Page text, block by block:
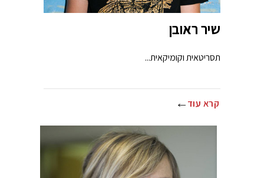
שיר ראובן
תסריטאית וקומיקאית...
קרא עוד